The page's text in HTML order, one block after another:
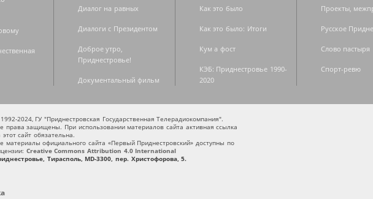
Диалог на равных
Диалоги с Президентом
Доброе утро,
Приднестровье!
Документальный фильм
Как это было
Как это было: Итоги
Кум а фост
КЭБ: Приднестровье 1990-
2020
Проекты,
Русское
Слово пастыря
Спорт-ревю
2024, ГУ "Приднестровская Государственная Телерадиокомпания".
права защищены. При использовании материалов сайта активная ссылка
этот сайт обязательна.
материалы официального сайта «Первый Приднестровский» доступны по
Creative Commons Attribution 4.0 International
Тирасполь, MD-3300, пер. Христофорова, 5.